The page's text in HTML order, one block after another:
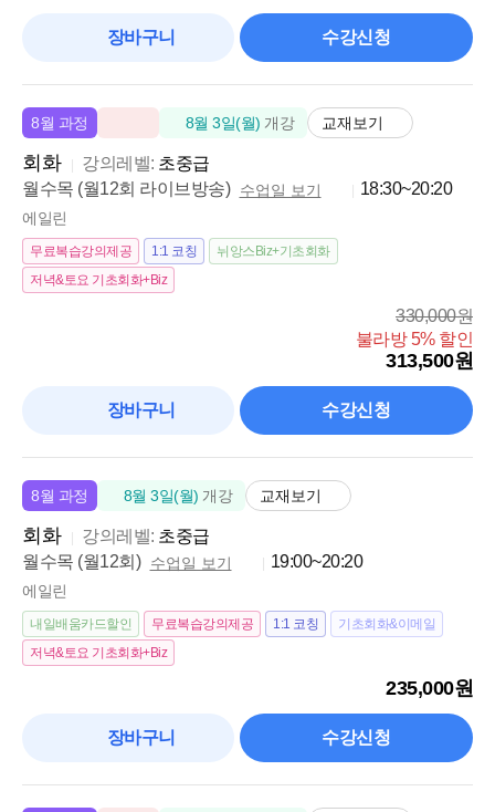
장바구니 수강신청
8월 과정 8월 3일(월) 개강 교재보기
회화 강의레벨: 초중급
월수목 (월12회 라이브방송) 수업일 보기 18:30~20:20
에일린
무료복습강의제공 1:1 코칭
뉘앙스Biz+기초회화
저녁&토요 기초회화+Biz
330,000원
불라방 5% 할인
313,500원
장바구니 수강신청
8월 과정 8월 3일(월) 개강 교재보기
회화 강의레벨: 초중급
월수목 (월12회) 수업일 보기 19:00~20:20
에일린
내일배움카드할인 무료복습강의제공 1:1 코칭
기초회화&이메일
저녁&토요 기초회화+Biz
235,000원
장바구니 수강신청